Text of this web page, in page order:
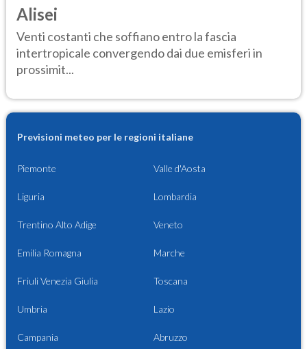
Alisei
Venti costanti che soffiano entro la fascia
intertropicale convergendo dai due emisferi in
prossimit...
Previsioni meteo per le regioni italiane
Piemonte Valle d'Aosta
Liguria Lombardia
Trentino Alto Adige Veneto
Emilia Romagna Marche
Friuli Venezia Giulia Toscana
Umbria Lazio
Campania Abruzzo